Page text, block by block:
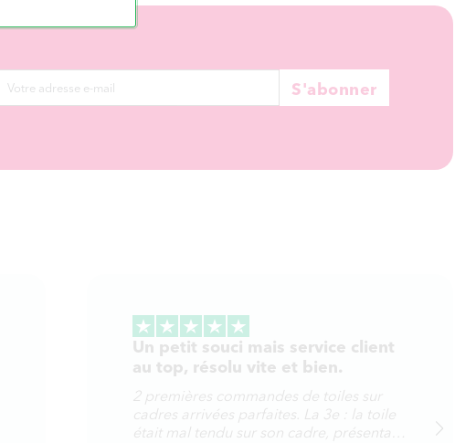
S'abonner
Un petit souci mais service client
au top, résolu vite et bien.
2 premières commandes de toiles sur
cadres arrivées parfaites. La 3e : la toile
était mal tendu sur son cadre, présentant